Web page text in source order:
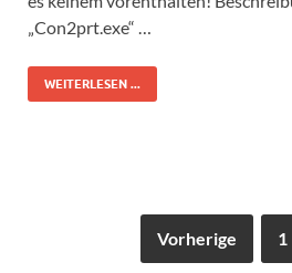
„Con2prt.exe“ …
WEITERLESEN ...
Vorherige 1